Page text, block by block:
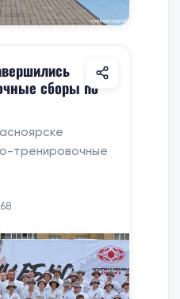
сборы по
тренировочные